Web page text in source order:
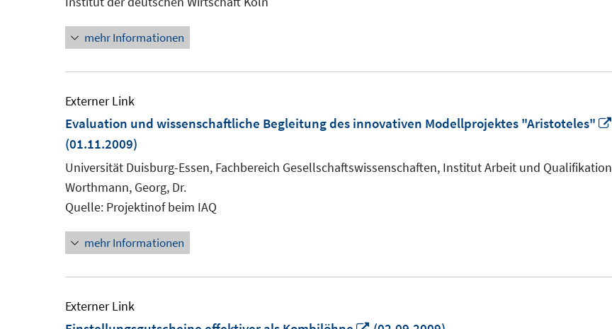
mehr Informationen
Externer Link
Evaluation und wissenschaftliche Begleitung des innovativen Modellprojektes "Aristoteles"
(01.11.2009)
Universität Duisburg-Essen, Fachbereich Gesellschaftswissenschaften, Institut Arbeit und Qualifikation
Worthmann, Georg, Dr.
Quelle: Projektinof beim IAQ
mehr Informationen
Externer Link